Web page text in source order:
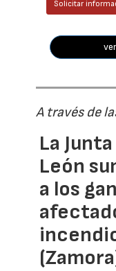
Solicitar
A través de
La
León
a los